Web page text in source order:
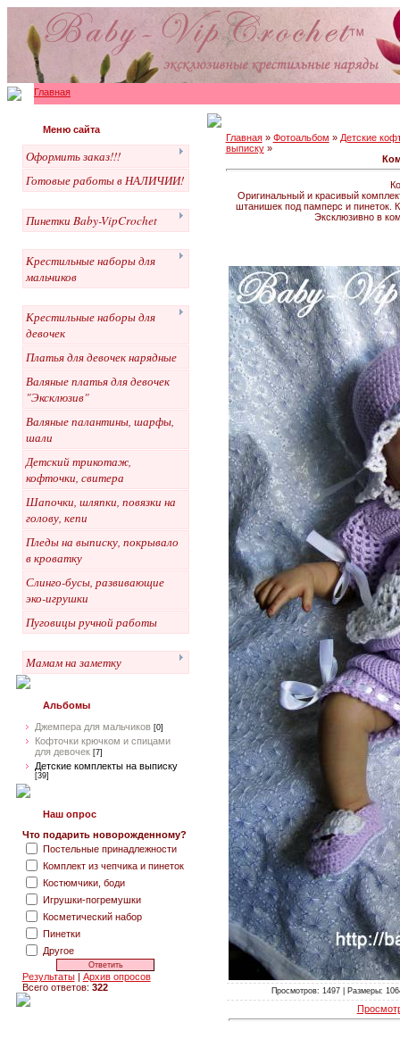
Главная
Меню сайта
Оформить заказ!!!
Готовые работы в НАЛИЧИИ!
Пинетки Baby-VipCrochet
Крестильные наборы для
мальчиков
Крестильные наборы для
девочек
Платья для девочек нарядные
Валяные платья для девочек
"Эксклюзив"
Валяные палантины, шарфы,
шали
Детский трикотаж,
кофточки, свитера
Шапочки, шляпки, повязки на
голову, кепи
Пледы на выписку, покрывало
в кроватку
Слинго-бусы, развивающие
эко-игрушки
Пуговицы ручной работы
Мамам на заметку
Альбомы
Джемпера для мальчиков [0]
Кофточки крючком и спицами
для девочек [7]
Детские комплекты на выписку
[39]
Наш опрос
Что подарить новорожденному?
Постельные принадлежности
Комплект из чепчика и пинеток
Костюмчики, боди
Игрушки-погремушки
Косметический набор
Пинетки
Другое
Результаты| Архив опросов
Всего ответов: 322
Главная» Фотоальбом » Детские
выписку»
Оригинальный и красивый
штанишек под памперс и пинеток.
Эксклюзивно в
Просмотров: 1497 | Размеры: